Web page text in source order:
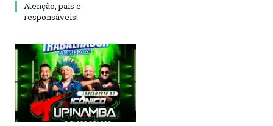
Atenção, pais e
responsáveis!